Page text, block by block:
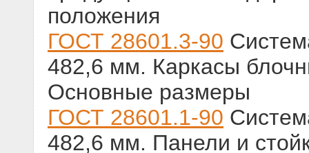
положения
ГОСТ 28601.3-90
482,6 мм. Каркасы
Основные размеры
ГОСТ 28601.1-90
482,6 мм. Панели и